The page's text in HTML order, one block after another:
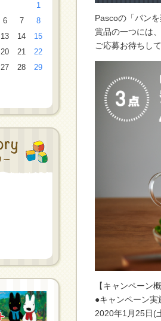
1
6 7
8
13 14
15
20 21
22
27 28
29
Pascoの「パン
賞品の一つには
ご応募お待ちし
【キャンペーン
●キャンペーン実
2020年1月25日(